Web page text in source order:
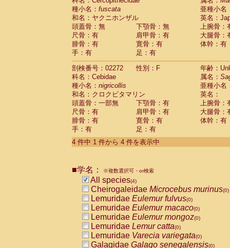
AtelidaeAlouatta
Atelidae Ateles belzebuth
Atelidae Ateles geoffroyi
Atelidae Ateles paniscus
Atelidae Atelesspp.
Atelidae Lagothrix lagothricha
AtelidaeLagothrix lagothricha cana(0)
Pitheciidae
Cacajao calvus
Pitheciidae
Callicebus cupreus(0)
Pitheciidae Callicebus donacophilus(0)
PitheciidaeCallicebus moloch(0)
Pitheciidae Callicebus torquatus(0)
Pitheciidae Callicebus
Pitheciidae Chiropotes satanas
Pitheciidae Pithecia monachus
PitheciidaePithecia pithecia
CercopithecidaeCercocebus
Cercopithecidae
CercopithecidaeCercocebus
CercopithecidaeCercocebus
CercopithecidaeCercocebusspp.
CercopithecidaeLophocebus
CercopithecidaePapio anubis
CercopithecidaePapio cynocephalus
CercopithecidaePapio hamadryas
種小名： fuscata
亜種小名
和名：ヤクニホンザル
英名：
頭蓋骨：無
下顎骨：無
上腕骨：
尺骨：有
肩甲骨：有
大腿骨：
腓骨：有
寛骨：有
体幹：有
手：有
足：有
剖検番号：02272
性別：F
年齢：
科名：Cebidae
属名：
種小名： nigricollis
亜種小名
和名：クロクビタマリン
英名：
頭蓋骨：一部無
下顎骨：有
上腕骨：
尺骨：有
肩甲骨：有
大腿骨：
腓骨：有
寛骨：有
体幹：有
手：有
足：有
4 件中 1 件から 4 件を表示中
■学名： ※複数選択可・or検索
All species(4)
Cheirogaleidae Microcebus murinus(0)
Lemuridae Eulemur fulvus(0)
Lemuridae Eulemur macaco(0)
Lemuridae Eulemur mongoz(0)
Lemuridae Lemur catta(0)
Lemuridae Varecia variegata(0)
Galagidae Galago senegalensis(0)